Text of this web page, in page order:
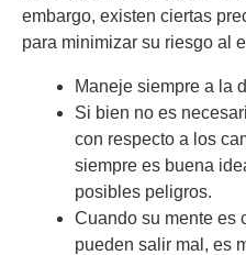
embargo, existen ciertas
para minimizar su riesgo al
Maneje siempre a la
Si bien no es
con respecto a los
siempre es buena
posibles peligros.
Cuando su mente es
pueden salir mal, es